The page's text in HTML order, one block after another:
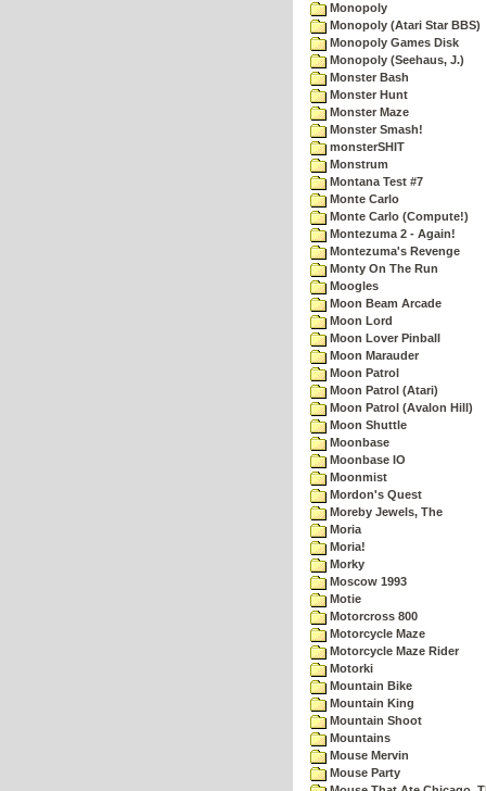
Monopoly
Monopoly (Atari Star BBS)
Monopoly Games Disk
Monopoly (Seehaus, J.)
Monster Bash
Monster Hunt
Monster Maze
Monster Smash!
monsterSHIT
Monstrum
Montana Test #7
Monte Carlo
Monte Carlo (Compute!)
Montezuma 2 - Again!
Montezuma's Revenge
Monty On The Run
Moogles
Moon Beam Arcade
Moon Lord
Moon Lover Pinball
Moon Marauder
Moon Patrol
Moon Patrol (Atari)
Moon Patrol (Avalon Hill)
Moon Shuttle
Moonbase
Moonbase IO
Moonmist
Mordon's Quest
Moreby Jewels, The
Moria
Moria!
Morky
Moscow 1993
Motie
Motorcross 800
Motorcycle Maze
Motorcycle Maze Rider
Motorki
Mountain Bike
Mountain King
Mountain Shoot
Mountains
Mouse Mervin
Mouse Party